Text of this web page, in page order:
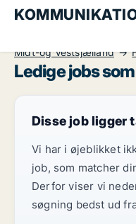
Midt-og Vestsjælland
Ledige jobs
Disse job ligger
Vi har i øjeblikket
job, som matcher
Derfor viser vi
søgning bedst ud